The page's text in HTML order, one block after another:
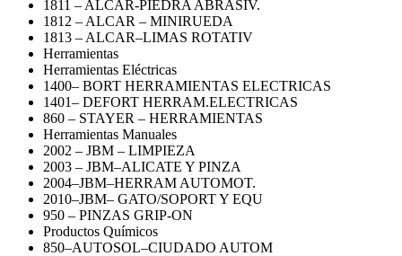
1811 – ALCAR-PIEDRA ABRASIV.
1812 – ALCAR – MINIRUEDA
1813 – ALCAR–LIMAS ROTATIV
Herramientas
Herramientas Eléctricas
1400– BORT HERRAMIENTAS ELECTRICAS
1401– DEFORT HERRAM.ELECTRICAS
860 – STAYER – HERRAMIENTAS
Herramientas Manuales
2002 – JBM – LIMPIEZA
2003 – JBM–ALICATE Y PINZA
2004–JBM–HERRAM AUTOMOT.
2010–JBM– GATO/SOPORT Y EQU
950 – PINZAS GRIP-ON
Productos Químicos
850–AUTOSOL–CIUDADO AUTOM